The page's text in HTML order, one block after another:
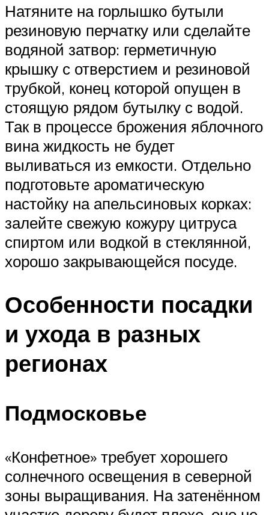
Натяните на горлышко бутыли
резиновую перчатку или сделайте
водяной затвор: герметичную
крышку с отверстием и резиновой
трубкой, конец которой опущен в
стоящую рядом бутылку с водой.
Так в процессе брожения яблочного
вина жидкость не будет
выливаться из емкости. Отдельно
подготовьте ароматическую
настойку на апельсиновых корках:
залейте свежую кожуру цитруса
спиртом или водкой в стеклянной,
хорошо закрывающейся посуде.
Особенности посадки
и ухода в разных
регионах
Подмосковье
«Конфетное» требует хорошего
солнечного освещения в северной
зоны выращивания. На затенённом